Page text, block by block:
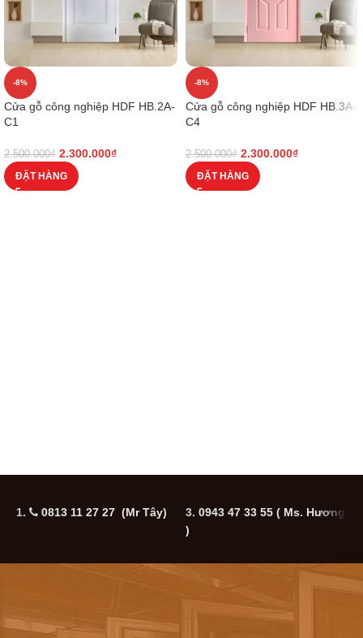
-8%
Cửa gỗ công nghiệp HDF HB.2A-
C1
2.500.000₫ 2.300.000₫
ĐẶT HÀNG
-8%
Cửa gỗ công nghiệp HDF HB.3A-
C4
2.500.000₫ 2.300.000₫
ĐẶT HÀNG
1. 0813 11 27 27 (Mr Tây) 3. 0943 47 33 55 ( Ms. Hương
)